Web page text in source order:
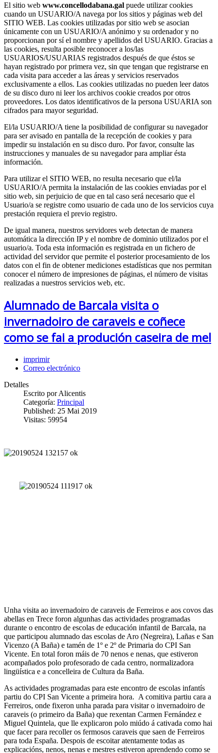
El sitio web www.concellodabana.gal puede utilizar cookies
cuando un USUARIO/A navega por los sitios y páginas web del
SITIO WEB. Las cookies utilizadas por sitio web se asocian
únicamente con un USUARIO/A anónimo y su ordenador y no
proporcionan por sí el nombre y apellidos del USUARIO. Gracias a
las cookies, resulta posible reconocer a los/las
USUARIOS/USUARIAS registrados después de que éstos se
hayan registrado por primera vez, sin que tengan que registrarse en
cada visita para acceder a las áreas y servicios reservados
exclusivamente a ellos. Las cookies utilizadas no pueden leer datos
de su disco duro ni leer los archivos cookie creados por otros
proveedores. Los datos identificativos de la persona USUARIA son
cifrados para mayor seguridad.
El/la USUARIO/A tiene la posibilidad de configurar su navegador
para ser avisado en pantalla de la recepción de cookies y para
impedir su instalación en su disco duro. Por favor, consulte las
instrucciones y manuales de su navegador para ampliar ésta
información.
Para utilizar el SITIO WEB, no resulta necesario que el/la
USUARIO/A permita la instalación de las cookies enviadas por el
sitio web, sin perjuicio de que en tal caso será necesario que el
Usuario/a se registre como usuario de cada uno de los servicios cuya
prestación requiera el previo registro.
De igual manera, nuestros servidores web detectan de manera
automática la dirección IP y el nombre de dominio utilizados por el
usuario/a. Toda esta información es registrada en un fichero de
actividad del servidor que permite el posterior procesamiento de los
datos con el fin de obtener mediciones estadísticas que nos permitan
conocer el número de impresiones de páginas, el número de visitas
realizadas a nuestros servicios web, etc.
Alumnado de Barcala visita o
invernadoiro de caraveis e coñece
como se fai a produción caseira de mel
imprimir
Correo electrónico
Detalles
Escrito porAlicentis
Categoría: Principal
Published: 25 Mai 2019
Visitas: 59954
Unha visita ao invernadoiro de caraveis de Ferreiros e aos covos das
abellas en Trece foron algunhas das actividades programadas
durante o encontro de escolas de educación infantil de Barcala, na
que participou alumnado das escolas de Aro (Negreira), Lañas e San
Vicenzo (A Baña) e tamén de 1º e 2º de Primaria do CPI San
Vicente. En total foron máis de 70 nenos e nenas, que estiveron
acompañados polo profesorado de cada centro, normalizadora
lingüística e a concelleira de Cultura da Baña.
As actividades programadas para este encontro de escolas infantís
partiu do CPI San Vicente a primeira hora. A comitiva partiu cara a
Ferreiros, onde fixeron unha parada para visitar o invernadoiro de
caraveis (o primeiro da Baña) que rexentan Carmen Fernández e
Miguel Quintela, que lle explicaron polo miúdo á cativada como hai
que facer para recoller os fermosos caraveis que saen de Ferreiros
para toda España. Despois de escoitar atentamente todas as
explicacións, nenos, nenas e mestres estiveron aprendendo como se